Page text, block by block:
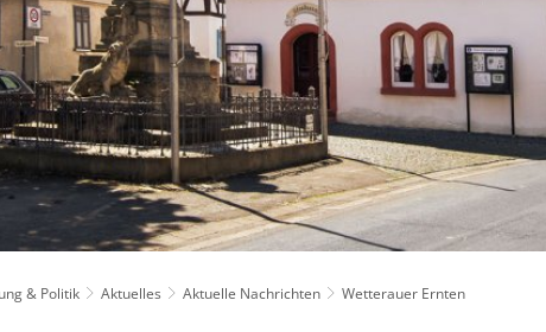
& Politik Aktuelles Aktuelle Nachrichten Wetterauer Ernten